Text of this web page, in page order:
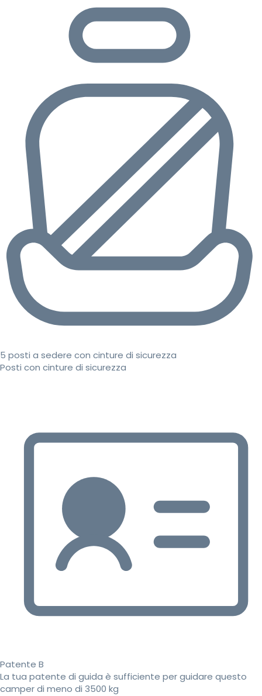
5 posti a sedere con cinture di sicurezza
Posti con cinture di sicurezza
Patente B
La tua patente di guida è sufficiente per guidare questo
camper di meno di 3500 kg